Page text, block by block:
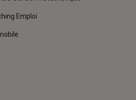
Emploi